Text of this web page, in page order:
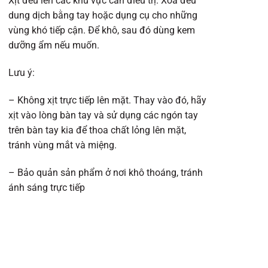
dung dịch bằng tay hoặc dụng cụ cho những
vùng khó tiếp cận. Để khô, sau đó dùng kem
dưỡng ẩm nếu muốn.
Lưu ý:
– Không xịt trực tiếp lên mặt. Thay vào đó, hãy
xịt vào lòng bàn tay và sử dụng các ngón tay
trên bàn tay kia để thoa chất lỏng lên mặt,
tránh vùng mắt và miệng.
– Bảo quản sản phẩm ở nơi khô thoáng, tránh
ánh sáng trực tiếp